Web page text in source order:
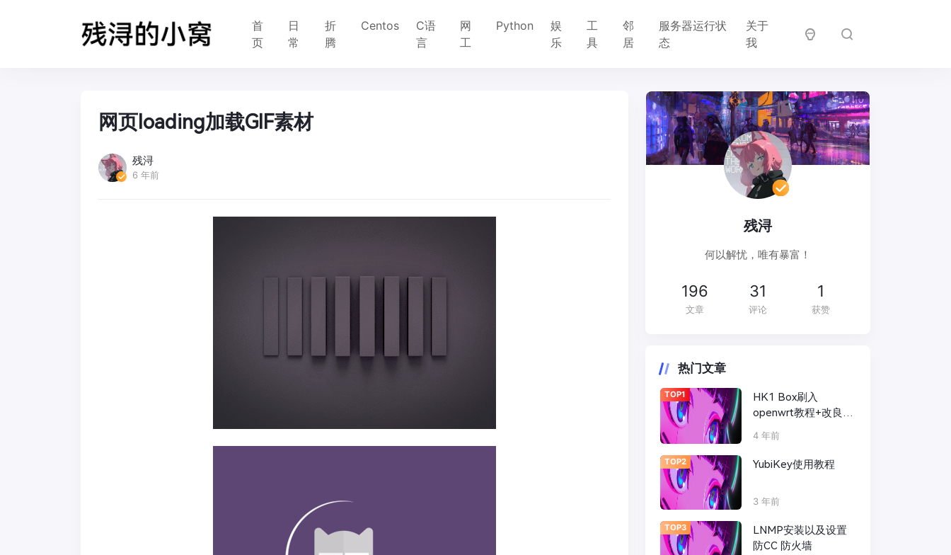
首
页
日
常
折
腾
Centos
C语
言
网
工
Python
娱
乐
工
具
邻
居
服务器运行状
态
关于
我
网页loading加载GIF素材
残浔
6 年前
残浔
何以解忧，唯有暴富！
196
文章
31
评论
1
获赞
热门文章
TOP1
HK1 Box刷入
openwrt教程+改良散
热|性能远超N1盒子
4 年前
TOP2 YubiKey使用教程
3 年前
TOP3
LNMP安装以及设置
防CC 防火墙